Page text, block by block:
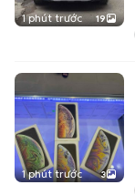
1 phút trước 19
1 phút trước 3